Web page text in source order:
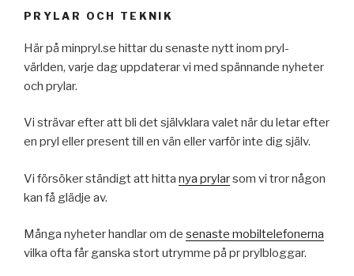
PRYLAR OCH TEKNIK
Här på minpryl.se hittar du senaste nytt inom pryl-
världen, varje dag uppdaterar vi med spännande nyheter
och prylar.
Vi strävar efter att bli det självklara valet när du letar efter
en pryl eller present till en vän eller varför inte dig själv.
Vi försöker ständigt att hitta nya prylarsom vi tror någon
kan få glädje av.
Många nyheter handlar om de senaste mobiltelefonerna
vilka ofta får ganska stort utrymme på pr prylbloggar.